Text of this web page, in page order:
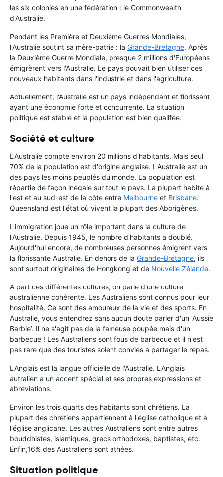
les six colonies en une fédération : le Commonwealth
d'Australie.
Pendant les Première et Deuxième Guerres Mondiales,
l'Australie soutint sa mère-patrie : la Grande-Bretagne. Après
la Deuxième Guerre Mondiale, presque 2 millions d'Européens
émigrèrent vers l'Australie. Le pays pouvait bien utiliser ces
nouveaux habitants dans l'industrie et dans l'agriculture.
Actuellement, l'Australie est un pays indépendant et florissant
ayant une économie forte et concurrente. La situation
politique est stable et la population est bien qualifée.
Société et culture
L'Australie compte environ 20 millions d'habitants. Mais seul
70% de la population est d'origine anglaise. L'Australie est un
des pays les moins peuplés du monde. La population est
répartie de façon inégale sur tout le pays. La plupart habite à
l'est et au sud-est de la côte entre Melbourne et Brisbane.
Queensland est l'état où vivent la plupart des Aborigènes.
L'immigration joue un rôle important dans la culture de
l'Australie. Depuis 1945, le nombre d'habitants a doublé.
Aujourd'hui encore, de nombreuses personnes émigrent vers
la florissante Australie. En dehors de la Grande-Bretagne, ils
sont surtout originaires de Hongkong et de Nouvelle Zélande.
A part ces différentes cultures, on parle d'une culture
australienne cohérente. Les Australiens sont connus pour leur
hospitalité. Ce sont des amoureux de la vie et des sports. En
Australie, vous entendrez sans aucun doute parler d'un ‘Aussie
Barbie’. Il ne s'agit pas de la fameuse poupée mais d'un
barbecue ! Les Australiens sont fous de barbecue et il n'est
pas rare que des touristes soient conviés à partager le repas.
L'Anglais est la langue officielle de l'Australie. L'Anglais
autralien a un accent spécial et ses propres expressions et
abréviations.
Environ les trois quarts des habitants sont chrétiens. La
plupart des chrétiens appartiennent à l'église catholique et à
l'église anglicane. Les autres Australiens sont entre autres
bouddhistes, islamiques, grecs orthodoxes, baptistes, etc.
Enfin,16% des Australiens sont athées.
Situation politique